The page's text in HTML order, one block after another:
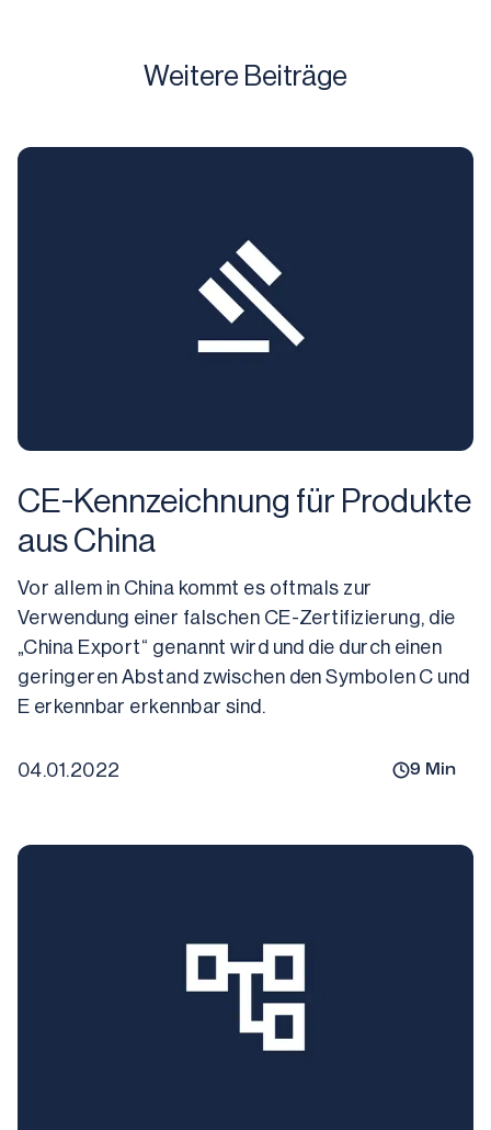
Weitere Beiträge
CE-Kennzeichnung für Produkte
aus China
Vor allem in China kommt es oftmals zur
Verwendung einer falschen CE-Zertifizierung, die
„China Export“ genannt wird und die durch einen
geringeren Abstand zwischen den Symbolen C und
E erkennbar erkennbar sind.
04.01.2022 9 Min